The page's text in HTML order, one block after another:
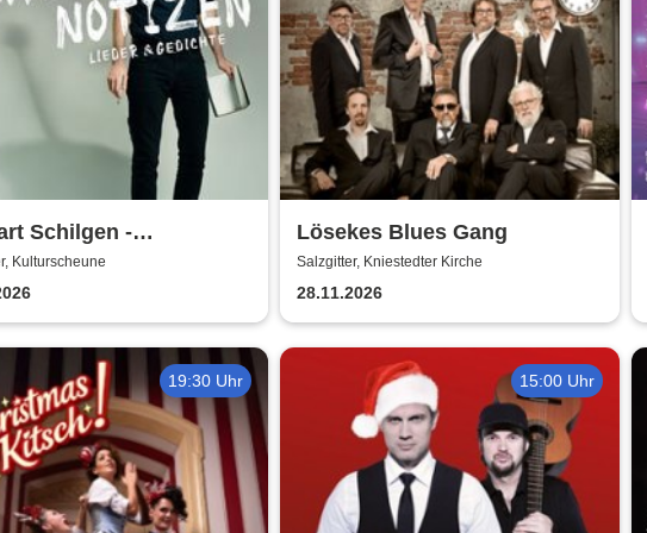
Schilgen -
Kulturscheune
Lösekes Blues Gang
Salzgitter, Kniestedter Kirche
28.11.2026
19:30 Uhr 15:00 Uhr